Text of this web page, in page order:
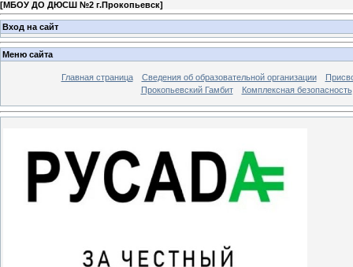
[МБОУ ДО ДЮСШ №2 г.Прокопьевск]
Вход на сайт
Меню сайта
Главная страница Сведения об образовательной организации
Прокопьевский Гамбит
Комплексная безопасность